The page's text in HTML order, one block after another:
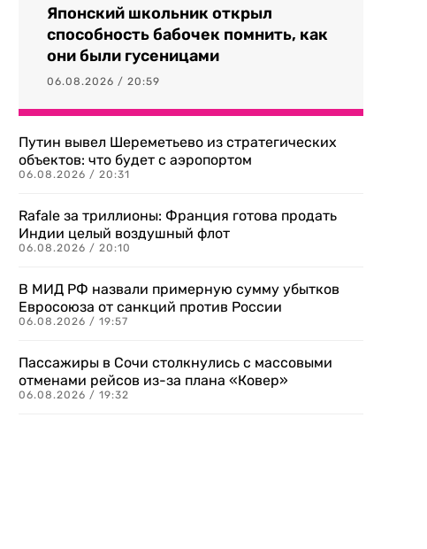
Японский школьник открыл
способность бабочек помнить, как
они были гусеницами
06.08.2026 / 20:59
Путин вывел Шереметьево из стратегических
объектов: что будет с аэропортом
06.08.2026 / 20:31
Rafale за триллионы: Франция готова продать
Индии целый воздушный флот
06.08.2026 / 20:10
В МИД РФ назвали примерную сумму убытков
Евросоюза от санкций против России
06.08.2026 / 19:57
Пассажиры в Сочи столкнулись с массовыми
отменами рейсов из-за плана «Ковер»
06.08.2026 / 19:32